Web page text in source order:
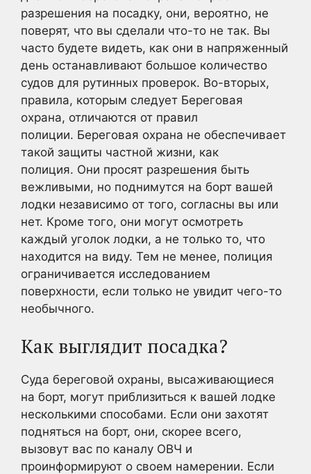
разрешения на посадку, они, вероятно, не
поверят, что вы сделали что-то не так. Вы
часто будете видеть, как они в напряженный
день останавливают большое количество
судов для рутинных проверок. Во-вторых,
правила, которым следует Береговая
охрана, отличаются от правил
полиции. Береговая охрана не обеспечивает
такой защиты частной жизни, как
полиция. Они просят разрешения быть
вежливыми, но поднимутся на борт вашей
лодки независимо от того, согласны вы или
нет. Кроме того, они могут осмотреть
каждый уголок лодки, а не только то, что
находится на виду. Тем не менее, полиция
ограничивается исследованием
поверхности, если только не увидит чего-то
необычного.
Как выглядит посадка?
Суда береговой охраны, высаживающиеся
на борт, могут приблизиться к вашей лодке
несколькими способами. Если они захотят
подняться на борт, они, скорее всего,
вызовут вас по каналу ОВЧ и
проинформируют о своем намерении. Если